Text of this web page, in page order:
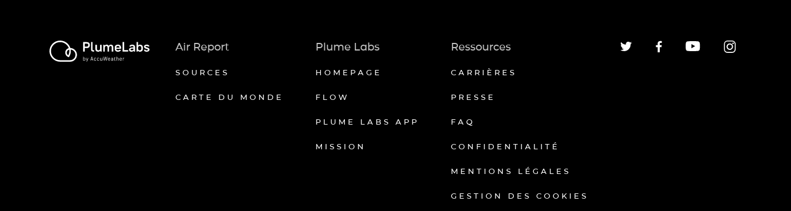
Air Report
SOURCES
CARTE DU MONDE
Plume Labs
HOMEPAGE
FLOW
PLUME LABS APP
MISSION
Ressources
CARRIÈRES
PRESSE
FAQ
CONFIDENTIALITÉ
MENTIONS LÉGALES
GESTION DES COOKIES